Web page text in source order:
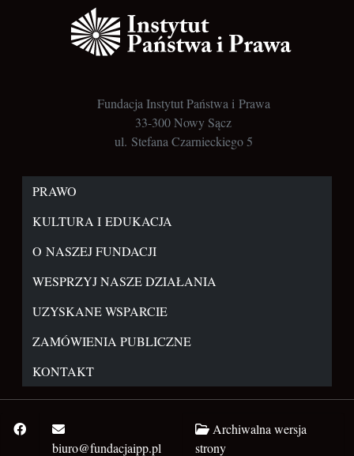
Fundacja Instytut Państwa i Prawa
33-300 Nowy Sącz
ul. Stefana Czarnieckiego 5
PRAWO
KULTURA I EDUKACJA
O NASZEJ FUNDACJI
WESPRZYJ NASZE DZIAŁANIA
UZYSKANE WSPARCIE
ZAMÓWIENIA PUBLICZNE
KONTAKT
biuro@fundacjaipp.pl
Archiwalna wersja
strony